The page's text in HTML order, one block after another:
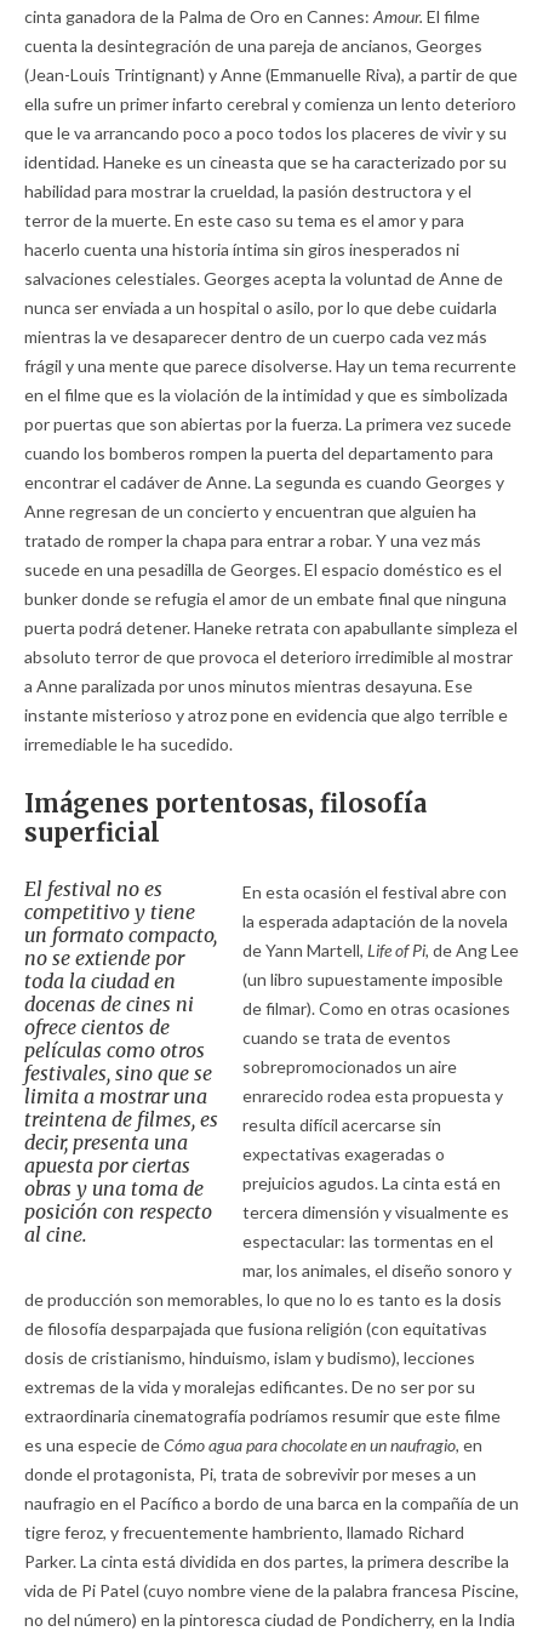
cinta ganadora de la Palma de Oro en Cannes: Amour. El filme
cuenta la desintegración de una pareja de ancianos, Georges
(Jean-Louis Trintignant) y Anne (Emmanuelle Riva), a partir de que
ella sufre un primer infarto cerebral y comienza un lento deterioro
que le va arrancando poco a poco todos los placeres de vivir y su
identidad. Haneke es un cineasta que se ha caracterizado por su
habilidad para mostrar la crueldad, la pasión destructora y el
terror de la muerte. En este caso su tema es el amor y para
hacerlo cuenta una historia íntima sin giros inesperados ni
salvaciones celestiales. Georges acepta la voluntad de Anne de
nunca ser enviada a un hospital o asilo, por lo que debe cuidarla
mientras la ve desaparecer dentro de un cuerpo cada vez más
frágil y una mente que parece disolverse. Hay un tema recurrente
en el filme que es la violación de la intimidad y que es simbolizada
por puertas que son abiertas por la fuerza. La primera vez sucede
cuando los bomberos rompen la puerta del departamento para
encontrar el cadáver de Anne. La segunda es cuando Georges y
Anne regresan de un concierto y encuentran que alguien ha
tratado de romper la chapa para entrar a robar. Y una vez más
sucede en una pesadilla de Georges. El espacio doméstico es el
bunker donde se refugia el amor de un embate final que ninguna
puerta podrá detener. Haneke retrata con apabullante simpleza el
absoluto terror de que provoca el deterioro irredimible al mostrar
a Anne paralizada por unos minutos mientras desayuna. Ese
instante misterioso y atroz pone en evidencia que algo terrible e
irremediable le ha sucedido.
Imágenes portentosas, filosofía
superficial
El festival no es
competitivo y tiene
un formato compacto,
no se extiende por
toda la ciudad en
docenas de cines ni
ofrece cientos de
películas como otros
festivales, sino que se
limita a mostrar una
treintena de filmes, es
decir, presenta una
apuesta por ciertas
obras y una toma de
posición con respecto
al cine.
En esta ocasión el festival abre con
la esperada adaptación de la novela
de Yann Martell, Life of Pi, de Ang Lee
(un libro supuestamente imposible
de filmar). Como en otras ocasiones
cuando se trata de eventos
sobrepromocionados un aire
enrarecido rodea esta propuesta y
resulta difícil acercarse sin
expectativas exageradas o
prejuicios agudos. La cinta está en
tercera dimensión y visualmente es
espectacular: las tormentas en el
mar, los animales, el diseño sonoro y
de producción son memorables, lo que no lo es tanto es la dosis
de filosofía desparpajada que fusiona religión (con equitativas
dosis de cristianismo, hinduismo, islam y budismo), lecciones
extremas de la vida y moralejas edificantes. De no ser por su
extraordinaria cinematografía podríamos resumir que este filme
es una especie deCómo agua para chocolate en un naufragio, en
donde el protagonista, Pi, trata de sobrevivir por meses a un
naufragio en el Pacífico a bordo de una barca en la compañía de un
tigre feroz, y frecuentemente hambriento, llamado Richard
Parker. La cinta está dividida en dos partes, la primera describe la
vida de Pi Patel (cuyo nombre viene de la palabra francesa Piscine,
no del número) en la pintoresca ciudad de Pondicherry, en la India